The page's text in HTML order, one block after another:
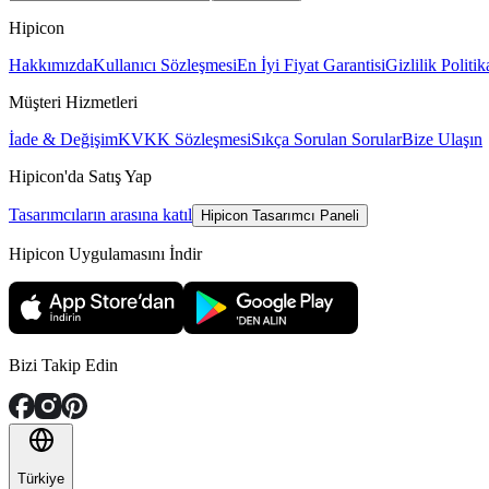
Hipicon
HakkımızdaKullanıcı SözleşmesiEn İyi Fiyat GarantisiGizlilik
Müşteri Hizmetleri
İade & DeğişimKVKK SözleşmesiSıkça Sorulan SorularBize Ulaşın
Hipicon'da Satış Yap
Tasarımcıların arasına katıl Hipicon Tasarımcı Paneli
Hipicon Uygulamasını İndir
Bizi Takip Edin
Türkiye